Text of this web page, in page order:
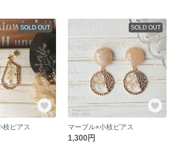
SOLD OUT
枝ピアス
SOLD OUT
マーブル×小枝ピアス
1,300円